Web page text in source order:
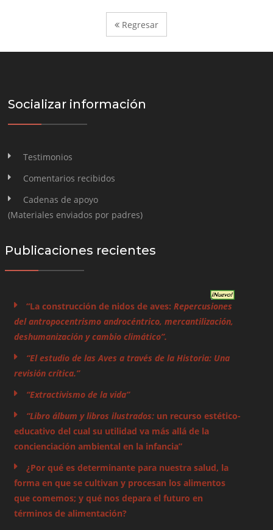
Regresar
Socializar información
Testimonios
Comentarios recibidos
Cadenas de apoyo
(Materiales enviados por padres)
Publicaciones recientes
“La construcción de nidos de aves: Repercusiones
del antropocentrismo androcéntrico, mercantilización,
deshumanización y cambio climático”.
“El estudio de las Aves a través de la Historia: Una
revisión crítica.”
“Extractivismo de la vida”
“Libro álbum y libros ilustrados: un recurso estético-
educativo del cual su utilidad va más allá de la
concienciación ambiental en la infancia”
¿Por qué es determinante para nuestra salud, la
forma en que se cultivan y procesan los alimentos
que comemos; y qué nos depara el futuro en
términos de alimentación?